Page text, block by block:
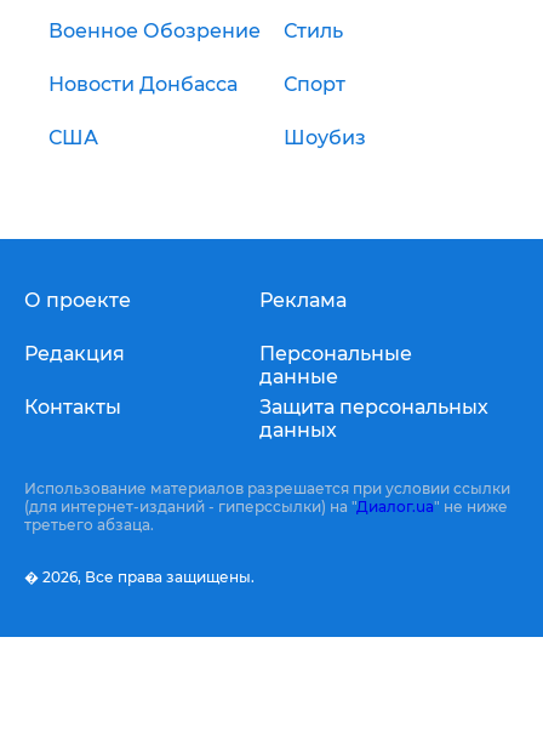
Военное Обозрение Стиль
Новости Донбасса Спорт
США Шоубиз
О проекте
Редакция
Контакты
Реклама
Персональные
данные
Защита персональных
данных
Использование материалов разрешается при условии ссылки
(для интернет-изданий - гиперссылки) на "Диалог.ua" не ниже
третьего абзаца.
� 2026, Все права защищены.